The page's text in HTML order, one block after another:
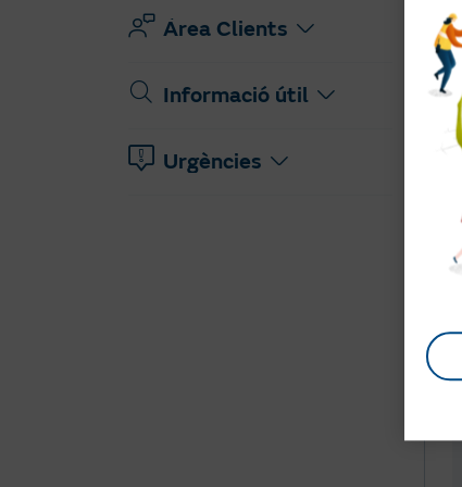
Àrea Clients
Informació útil
Urgències